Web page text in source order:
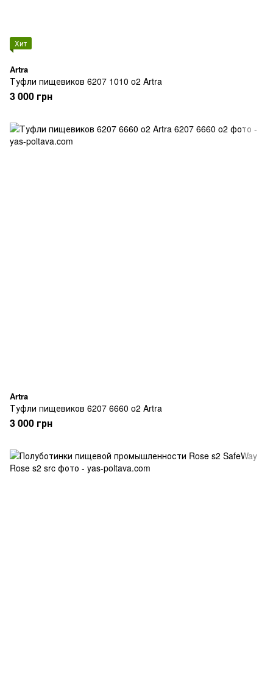
Хит
Artra
Туфли пищевиков 6207 1010 o2 Artra
3 000 грн
Artra
Туфли пищевиков 6207 6660 o2 Artra
3 000 грн